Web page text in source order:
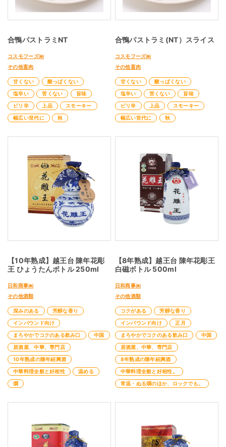
合鴨パストラミNT
コスモフーズ㈱
その他畜肉
甘くない
酸っぱくない
塩辛い
苦くない
旨味
ピリ辛
上品
スモーキー
幅広い世代に
秋
合鴨パストラミ(NT）スライス
コスモフーズ㈱
その他畜肉
甘くない
酸っぱくない
塩辛い
苦くない
旨味
ピリ辛
上品
スモーキー
幅広い世代に
秋
【10年熟成】越王台 陳年花彫
王 ひょうたんボトル 250ml
日和商事㈱
その他酒類
深みのある
芳醇な香り
インバウンド向け
まろやかでコクのある飲み口
中国
居酒屋、中華、専門店
10年熟成の陳年紹興酒
中華料理全般と好相性
温める
燗
【8年熟成】越王台 陳年花彫王
白磁ボトル 500ml
日和商事㈱
その他酒類
コクがある
芳醇な香り
インバウンド向け
正月
まろやかでコクのある飲み口
中国
居酒屋、中華、専門店
8年熟成の陳年紹興酒
中華料理全般と好相性。
常温・ぬる燗のほか、ロックでも。